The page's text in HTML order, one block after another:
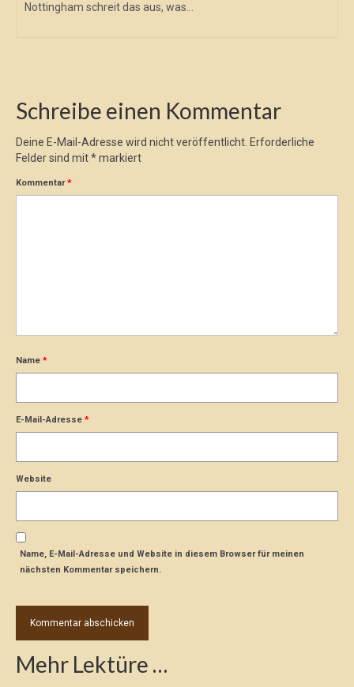
Nottingham schreit das aus, was...
Schreibe einen Kommentar
Deine E-Mail-Adresse wird nicht veröffentlicht. Erforderliche
Felder sind mit*markiert
Kommentar*
Name *
E-Mail-Adresse *
Website
Name, E-Mail-Adresse und Website in diesem Browser für meinen
nächsten Kommentar speichern.
Mehr Lektüre …